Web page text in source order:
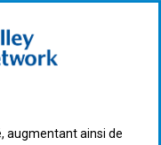
augmentant ainsi de